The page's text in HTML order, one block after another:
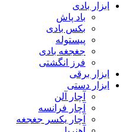
ابزار بادی
باد پاش
بکس بادی
پیستوله
جغجغه بادی
فرز انگشتی
ابزار برقی
ابزار دستی
آچار آلن
آچار فرانسه
آچار یکسر جغجغه